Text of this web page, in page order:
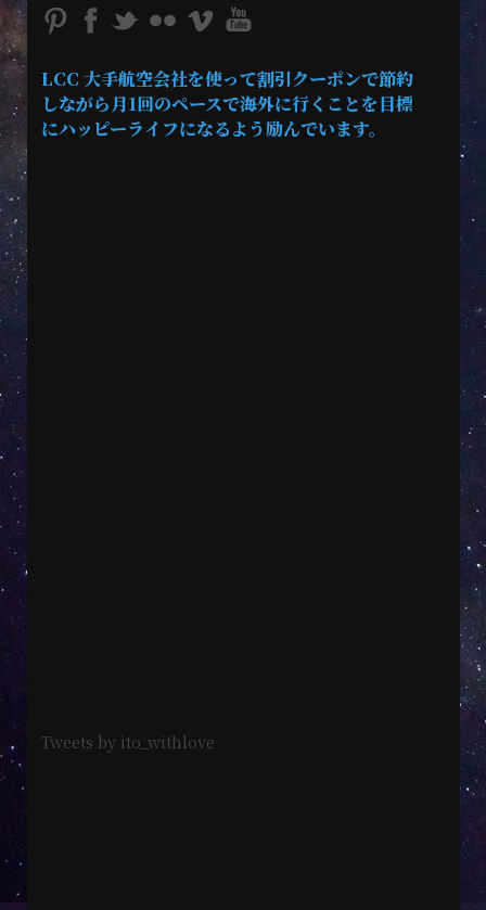
LCC 大手航空会社を使って割引クーポンで節約
しながら月1回のペースで海外に行くことを目標
にハッピーライフになるよう励んでいます。
Tweets by ito_withlove